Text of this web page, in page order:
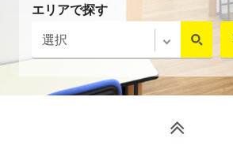
エリアで探す